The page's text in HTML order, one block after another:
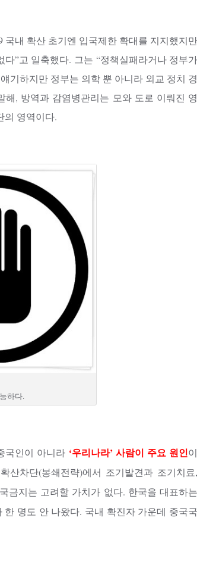
국내 확산 초기엔 입국제한 확대를 지지했지만
”고 일축했다. 그는 “정책실패라거나 정부가
기하지만 정부는 의학 뿐 아니라 외교 정치 경
, 방역과 감염병관리는 모와 도로 이뤄진 영
의 영역이다.
하다.
국인이 아니라 ‘우리나라’ 사람이 주요 원인이
산차단(봉쇄전략)에서 조기발견과 조기치료,
금지는 고려할 가치가 없다. 한국을 대표하는
한 명도 안 나왔다. 국내 확진자 가운데 중국국